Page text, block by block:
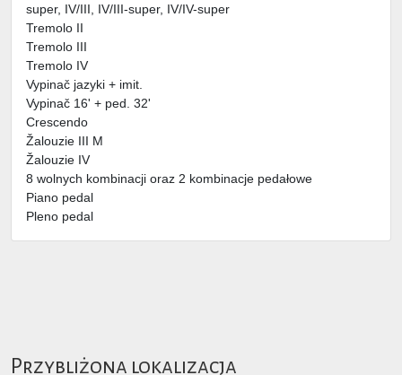
super, IV/III, IV/III-super, IV/IV-super
Tremolo II
Tremolo III
Tremolo IV
Vypinač jazyki + imit.
Vypinač 16' + ped. 32'
Crescendo
Žalouzie III M
Žalouzie IV
8 wolnych kombinacji oraz 2 kombinacje pedałowe
Piano pedal
Pleno pedal
Przybliżona lokalizacja